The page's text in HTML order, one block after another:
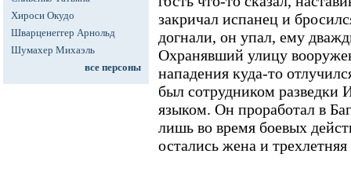
Хироси Окудо
Шварценеггер Арнольд
Шумахер Михаэль
все персоны
закричал испанец и
догнали, он упал, ему
Охранявший улицу
нападения куда-то
был сотрудником разведки
языком. Он проработал в
лишь во время боевых
остались жена и трехлетняя